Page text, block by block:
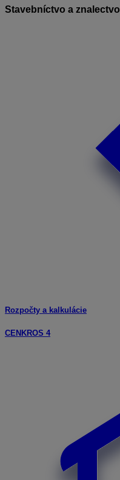
Stavebníctvo a znalectvo
Rozpočty a kalkulácie
CENKROS 4